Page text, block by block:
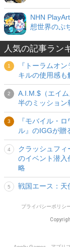
NHN
想世界のぷ
人気の記事ラン
『トーラムオ
キルの使用感も
A.I.M.$（エイ
半のミッション
『モバイル・
ル』のIGGが贈
クラッシュフ
のイベント潜入
略
戦国エース：天
プライバシーポリシ